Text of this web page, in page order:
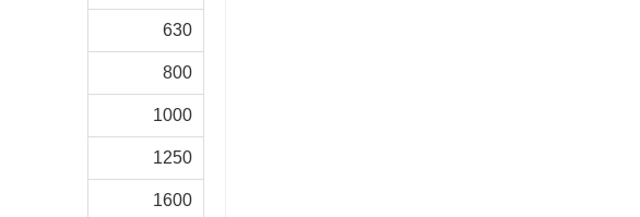
630
800
1000
1250
1600